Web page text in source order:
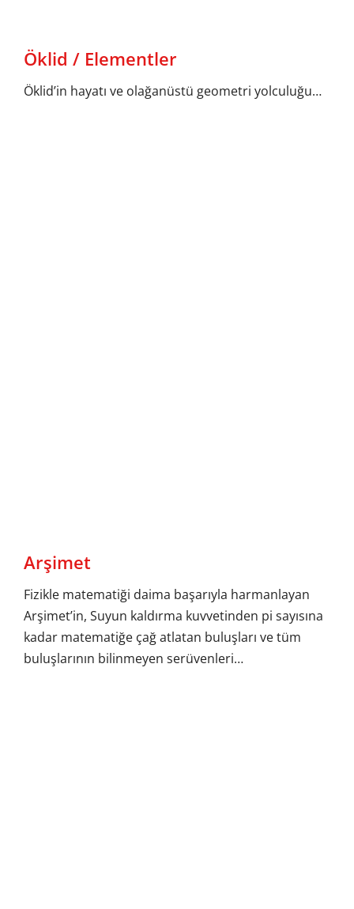
Öklid / Elementler
Öklid’in hayatı ve olağanüstü geometri yolculuğu…
Arşimet
Fizikle matematiği daima başarıyla harmanlayan
Arşimet’in, Suyun kaldırma kuvvetinden pi sayısına
kadar matematiğe çağ atlatan buluşları ve tüm
buluşlarının bilinmeyen serüvenleri…